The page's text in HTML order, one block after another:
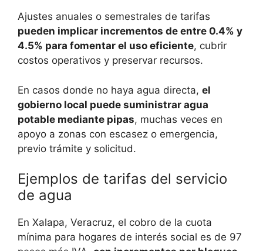
Ajustes anuales o semestrales de tarifas
pueden implicar incrementos de entre 0.4% y
4.5% para fomentar el uso eficiente, cubrir
costos operativos y preservar recursos.
En casos donde no haya agua directa, el
gobierno local puede suministrar agua
potable mediante pipas, muchas veces en
apoyo a zonas con escasez o emergencia,
previo trámite y solicitud.
Ejemplos de tarifas del servicio
de agua
En Xalapa, Veracruz, el cobro de la cuota
mínima para hogares de interés social es de 97